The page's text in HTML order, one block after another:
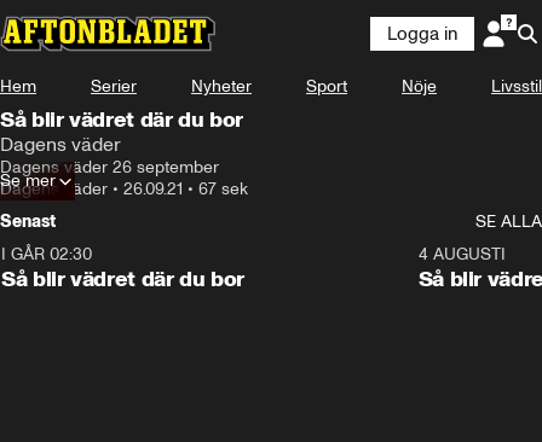
Logga in
Hem Serier Nyheter Sport Nöje Livsstil
Så blir vädret där du bor
Dagens väder
Dagens väder 26 september
Dagens väder • 26.09.21 • 67 sek
Se mer
Senast
SE ALLA
I GÅR 02:30
Så blir vädret där du bor
4 AUGUSTI
Så blir